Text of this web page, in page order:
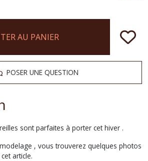
AU PANIER
POSER UNE QUESTION
sont parfaites à porter cet hiver .
, vous trouverez quelques photos
article.